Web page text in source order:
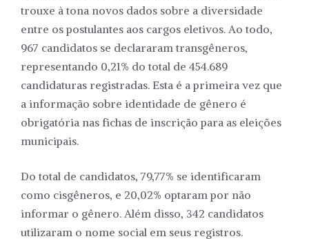
trouxe à tona novos dados sobre a diversidade
entre os postulantes aos cargos eletivos. Ao todo,
967 candidatos se declararam transgêneros,
representando 0,21% do total de 454.689
candidaturas registradas. Esta é a primeira vez que
a informação sobre identidade de gênero é
obrigatória nas fichas de inscrição para as eleições
municipais.
Do total de candidatos, 79,77% se identificaram
como cisgêneros, e 20,02% optaram por não
informar o gênero. Além disso, 342 candidatos
utilizaram o nome social em seus registros.